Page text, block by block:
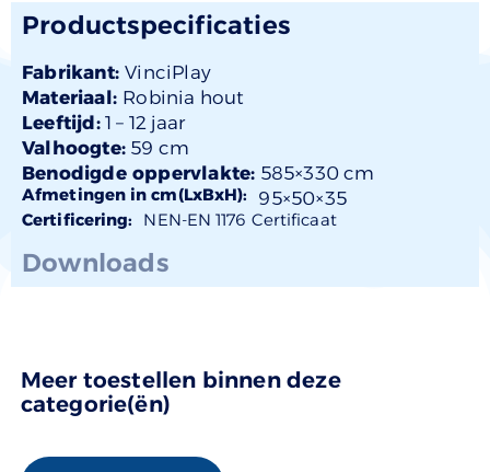
Productspecificaties
Fabrikant:VinciPlay
Materiaal: Robinia hout
Leeftijd:1 – 12 jaar
Valhoogte: 59 cm
Benodigde oppervlakte: 585×330 cm
Afmetingen in cm(LxBxH): 95×50×35
Certificering: NEN-EN 1176 Certificaat
Downloads
Meer toestellen binnen deze
categorie(ën)